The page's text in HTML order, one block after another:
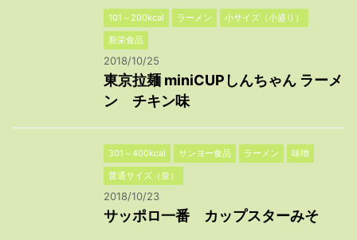
101～200kcal ラーメン
小サイズ（小盛り）
新栄食品
2018/10/25
東京拉麺 miniCUPしんちゃん ラーメ
ン チキン味
301～400kcal サンヨー食品 ラーメン
味噌
普通サイズ（並）
2018/10/23
サッポロ一番 カップスターみそ